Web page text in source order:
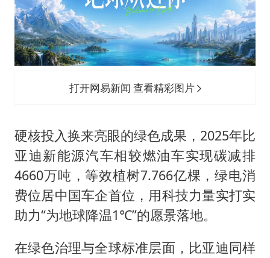
打开网易新闻 查看精彩图片
硬核投入换来亮眼的绿色成果，2025年比
亚迪新能源汽车相较燃油车实现碳减排
4660万吨，等效植树7.766亿棵，绿电消
费位居中国车企首位，用科技力量实打实
助力“为地球降温1℃”的愿景落地。
在绿色治理与全球标准层面，比亚迪同样